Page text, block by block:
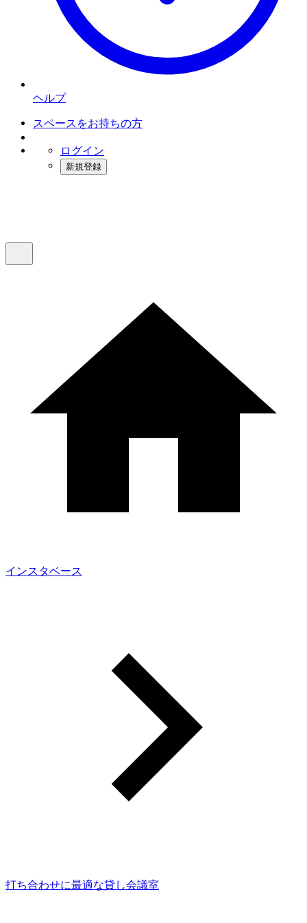
ヘルプ
スペースをお持ちの方
ログイン
新規登録
インスタベース
打ち合わせに最適な貸し会議室